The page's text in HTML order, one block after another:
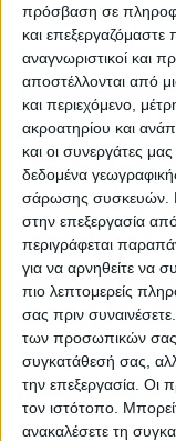
πρόσβαση σε
και
αναγνωριστικοί και
αποστέλλονται από
και περιεχόμενο,
ακροατηρίου και
και οι συνεργάτες
δεδομένα
σάρωσης συσκευών.
στην επεξεργασία
περιγράφεται
για να αρνηθείτε να
πιο λεπτομερείς
σας πριν συναινέσετε.
των προσωπικών σας
συγκατάθεσή σας,
την επεξεργασία. Οι
τον ιστότοπο.
ανακαλέσετε τη
Caius
Η Caius
τεχνολογικής και
θερμοκοιτίδας
στην Ελλάδα
None feed